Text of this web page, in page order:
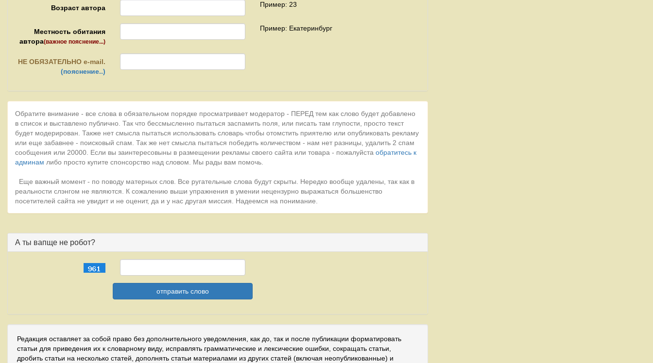
Возраст автора Пример: 23
Местность обитания
автора(важное пояснение...)
Пример: Екатеринбург
НЕ ОБЯЗАТЕЛЬНО e-mail.
(пояснение..)
Обратите внимание - все слова в обязательном порядке просматривает модератор - ПЕРЕД тем как слово будет добавлено
в список и выставлено публично. Так что бессмысленно пытаться заспамить поля, или писать там глупости, просто текст
будет модерирован. Также нет смысла пытаться использовать словарь чтобы отомстить приятелю или опубликовать рекламу
или еще забавнее - поисковый спам. Так же нет смысла пытаться победить количеством - нам нет разницы, удалить 2 спам
сообщения или 20000. Если вы заинтересовыны в размещении рекламы своего сайта или товара - пожалуйста обратитесь к
админам либо просто купите спонсорство над словом. Мы рады вам помочь.
Еще важный момент - по поводу матерных слов. Все ругательные слова будут скрыты. Нередко вообще удалены, так как в
реальности слэнгом не являются. К сожалению выши упражнения в умении нецензурно выражаться большенство
посетителей сайта не увидит и не оценит, да и у нас другая миссия. Надеемся на понимание.
А ты вапще не робот?
Редакция оставляет за собой право без дополнительного уведомления, как до, так и после публикации форматировать
статьи для приведения их к словарному виду, исправлять грамматические и лексические ошибки, сокращать статьи,
дробить статьи на несколько статей, дополнять статьи материалами из других статей (включая неопубликованные) и